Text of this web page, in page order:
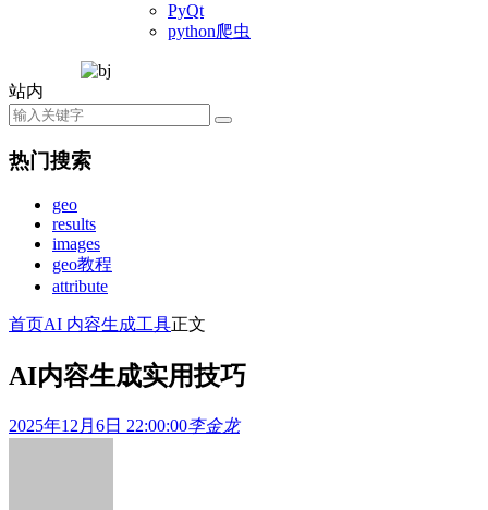
PyQt
python爬虫
站内
热门搜索
geo
results
images
geo教程
attribute
首页AI 内容生成工具正文
AI内容生成实用技巧
2025年12月6日 22:00:00李金龙